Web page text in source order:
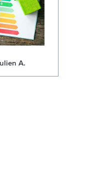
A.